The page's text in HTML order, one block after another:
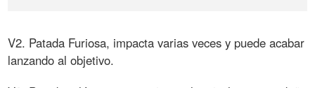
V2. Patada Furiosa, impacta varias veces y puede acabar
lanzando al objetivo.